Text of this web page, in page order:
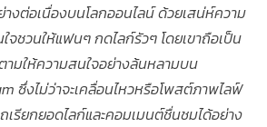
งต่อเนื่องบนโลกออนไลน์ ด้วยเสน่ห์ความ
จชวนให้แฟนๆ กดไลก์รัวๆ โดยเขาถือเป็น
มให้ความสนใจอย่างล้นหลามบน
ซึ่งไม่ว่าจะเคลื่อนไหวหรือโพสต์ภาพไลฟ์
เรียกยอดไลก์และคอมเมนต์ชื่นชมได้อย่าง